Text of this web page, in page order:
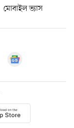
মোবাইল ভ্যাস